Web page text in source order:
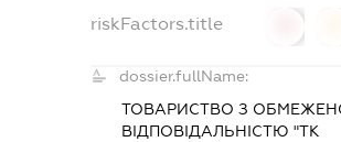
riskFactors.title
dossier.fullName:
ТОВАРИСТВО З
ВІДПОВІДАЛЬНІСТЮ "ТК